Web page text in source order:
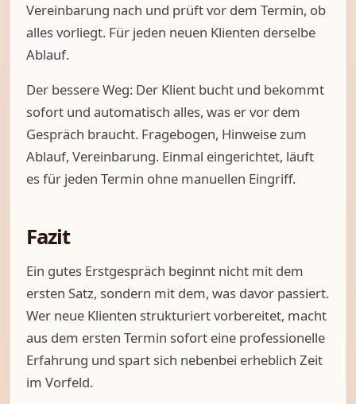
Vereinbarung nach und prüft vor dem Termin, ob
alles vorliegt. Für jeden neuen Klienten derselbe
Ablauf.
Der bessere Weg: Der Klient bucht und bekommt
sofort und automatisch alles, was er vor dem
Gespräch braucht. Fragebogen, Hinweise zum
Ablauf, Vereinbarung. Einmal eingerichtet, läuft
es für jeden Termin ohne manuellen Eingriff.
Fazit
Ein gutes Erstgespräch beginnt nicht mit dem
ersten Satz, sondern mit dem, was davor passiert.
Wer neue Klienten strukturiert vorbereitet, macht
aus dem ersten Termin sofort eine professionelle
Erfahrung und spart sich nebenbei erheblich Zeit
im Vorfeld.